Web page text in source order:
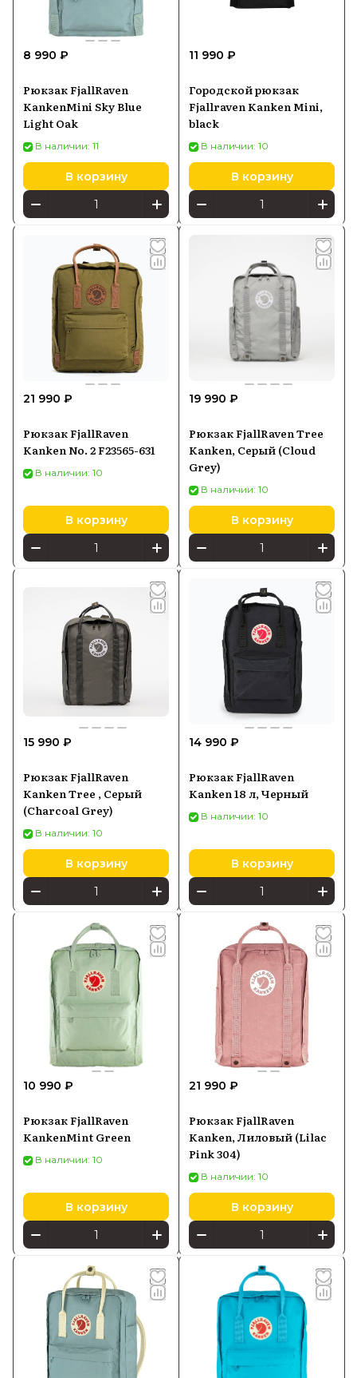
8 990 ₽
Рюкзак FjallRaven
KankenMini Sky Blue
Light Oak
В наличии: 11
В корзину
11 990 ₽
Городской рюкзак
Fjallraven Kanken Mini,
black
В наличии: 10
В корзину
21 990 ₽
Рюкзак FjallRaven
Kanken No. 2 F23565-631
В наличии: 10
В корзину
19 990 ₽
Рюкзак FjallRaven Tree
Kanken, Серый (Cloud
Grey)
В наличии: 10
В корзину
15 990 ₽
Рюкзак FjallRaven
Kanken Tree , Серый
(Charcoal Grey)
В наличии: 10
В корзину
14 990 ₽
Рюкзак FjallRaven
Kanken 18 л, Черный
В наличии: 10
В корзину
10 990 ₽
Рюкзак FjallRaven
KankenMint Green
В наличии: 10
В корзину
21 990 ₽
Рюкзак FjallRaven
Kanken, Лиловый (Lilac
Pink 304)
В наличии: 10
В корзину